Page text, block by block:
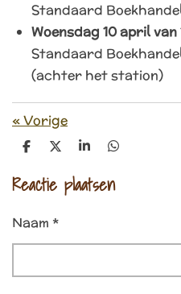
Standaard
Woensdag 10 april
Standaard
(achter het station)
«Vorige
D
e
D
l
S
a
r
D
l
e
Reactie plaatsen
Naam *